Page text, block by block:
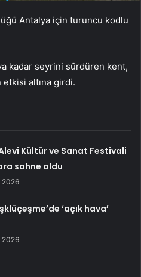
Antalya için turuncu kodlu
kadar seyrini sürdüren kent,
etkisi altına girdi.
Kültür ve Sanat Festivali
sahne oldu
2026
‘açık hava’
2026